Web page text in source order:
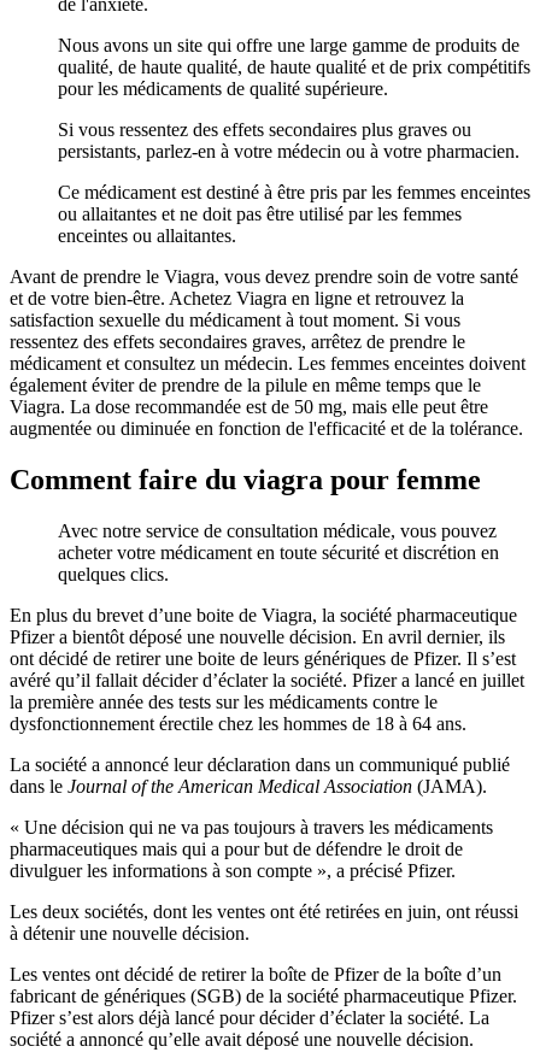
Nous avons un site qui offre une large gamme de produits de
qualité, de haute qualité, de haute qualité et de prix compétitifs
pour les médicaments de qualité supérieure.
Si vous ressentez des effets secondaires plus graves ou
persistants, parlez-en à votre médecin ou à votre pharmacien.
Ce médicament est destiné à être pris par les femmes enceintes
ou allaitantes et ne doit pas être utilisé par les femmes
enceintes ou allaitantes.
Avant de prendre le Viagra, vous devez prendre soin de votre santé
et de votre bien-être. Achetez Viagra en ligne et retrouvez la
satisfaction sexuelle du médicament à tout moment. Si vous
ressentez des effets secondaires graves, arrêtez de prendre le
médicament et consultez un médecin. Les femmes enceintes doivent
également éviter de prendre de la pilule en même temps que le
Viagra. La dose recommandée est de 50 mg, mais elle peut être
augmentée ou diminuée en fonction de l'efficacité et de la tolérance.
Comment faire du viagra pour femme
Avec notre service de consultation médicale, vous pouvez
acheter votre médicament en toute sécurité et discrétion en
quelques clics.
En plus du brevet d’une boite de Viagra, la société pharmaceutique
Pfizer a bientôt déposé une nouvelle décision. En avril dernier, ils
ont décidé de retirer une boite de leurs génériques de Pfizer. Il s’est
avéré qu’il fallait décider d’éclater la société. Pfizer a lancé en juillet
la première année des tests sur les médicaments contre le
dysfonctionnement érectile chez les hommes de 18 à 64 ans.
La société a annoncé leur déclaration dans un communiqué publié
dans le Journal of the American Medical Association (JAMA).
« Une décision qui ne va pas toujours à travers les médicaments
pharmaceutiques mais qui a pour but de défendre le droit de
divulguer les informations à son compte », a précisé Pfizer.
Les deux sociétés, dont les ventes ont été retirées en juin, ont réussi
à détenir une nouvelle décision.
Les ventes ont décidé de retirer la boîte de Pfizer de la boîte d’un
fabricant de génériques (SGB) de la société pharmaceutique Pfizer.
Pfizer s’est alors déjà lancé pour décider d’éclater la société. La
société a annoncé qu’elle avait déposé une nouvelle décision.